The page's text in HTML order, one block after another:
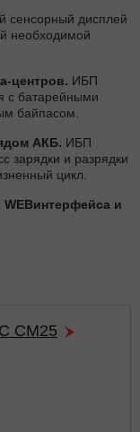
сенсорный дисплей
необходимой
центров. ИБП
с батарейными
байпасом.
АКБ. ИБП
зарядки и разрядки
цикл.
и
СМ25